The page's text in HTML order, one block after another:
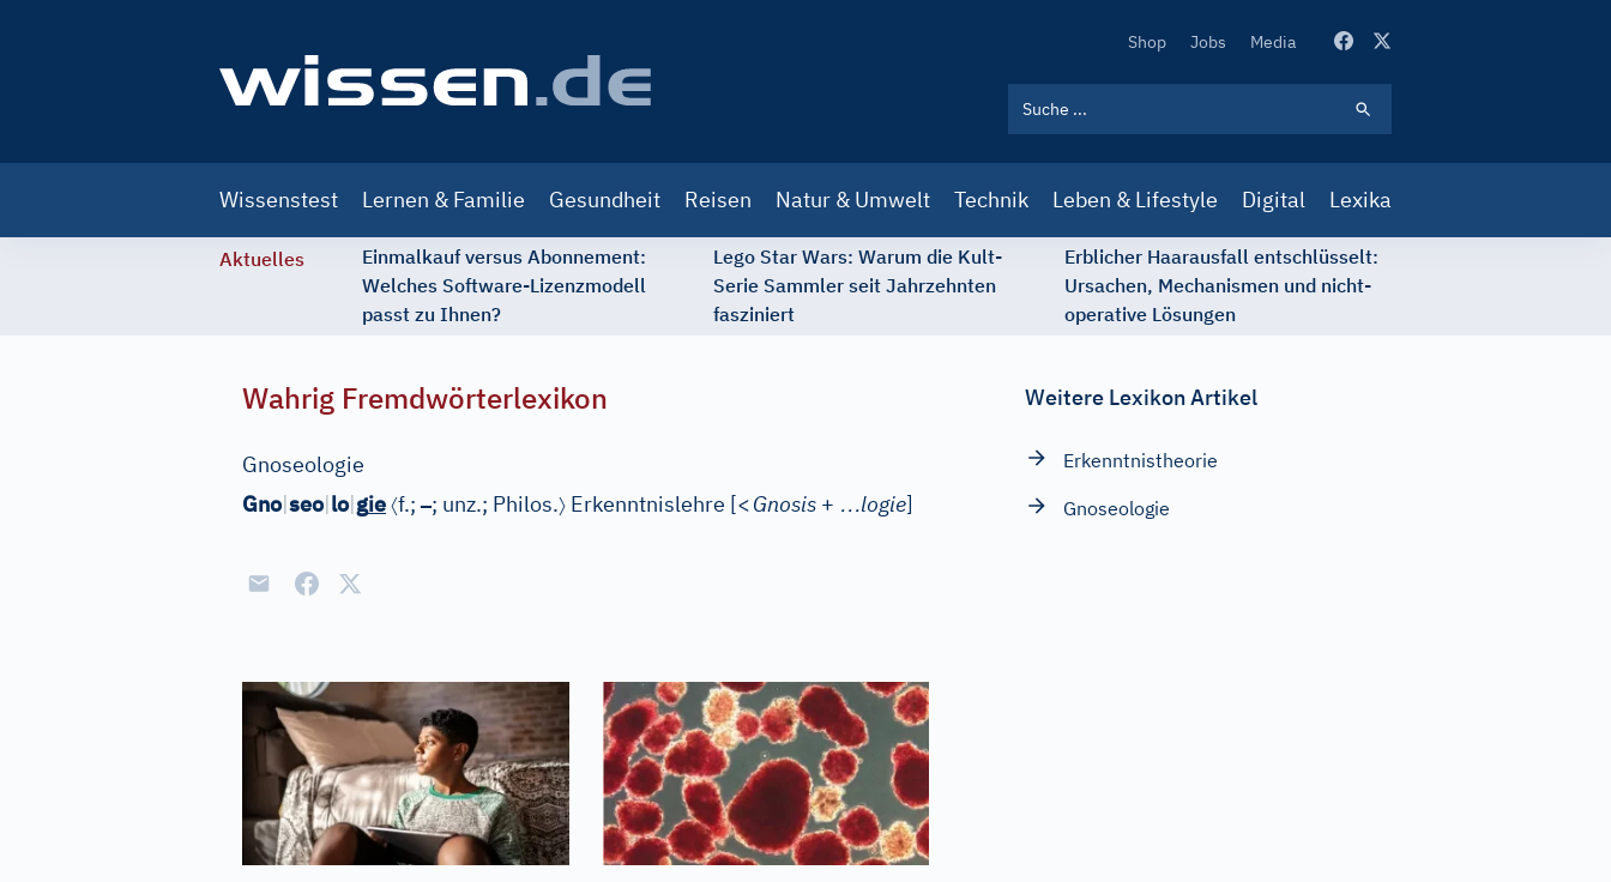
Secondary
Shop Jobs Media
navigation
Wissenstest Lernen & Familie Gesundheit Reisen Natur & Umwelt Technik Leben & Lifestyle Digital Lexika
Aktuelles
Einmalkauf versus Abonnement:
Welches Software-Lizenzmodell
passt zu Ihnen?
Lego Star Wars: Warum die Kult-
Serie Sammler seit Jahrzehnten
fasziniert
Erblicher Haarausfall entschlüsselt:
Ursachen, Mechanismen und nicht-
operative Lösungen
Wahrig Fremdwörterlexikon
Gnoseologie
Gno|seo|lo|gie〈f.;–; unz.; Philos.〉 Erkenntnislehre [<Gnosis + …logie]
Weitere Lexikon Artikel
Erkenntnistheorie
Gnoseologie